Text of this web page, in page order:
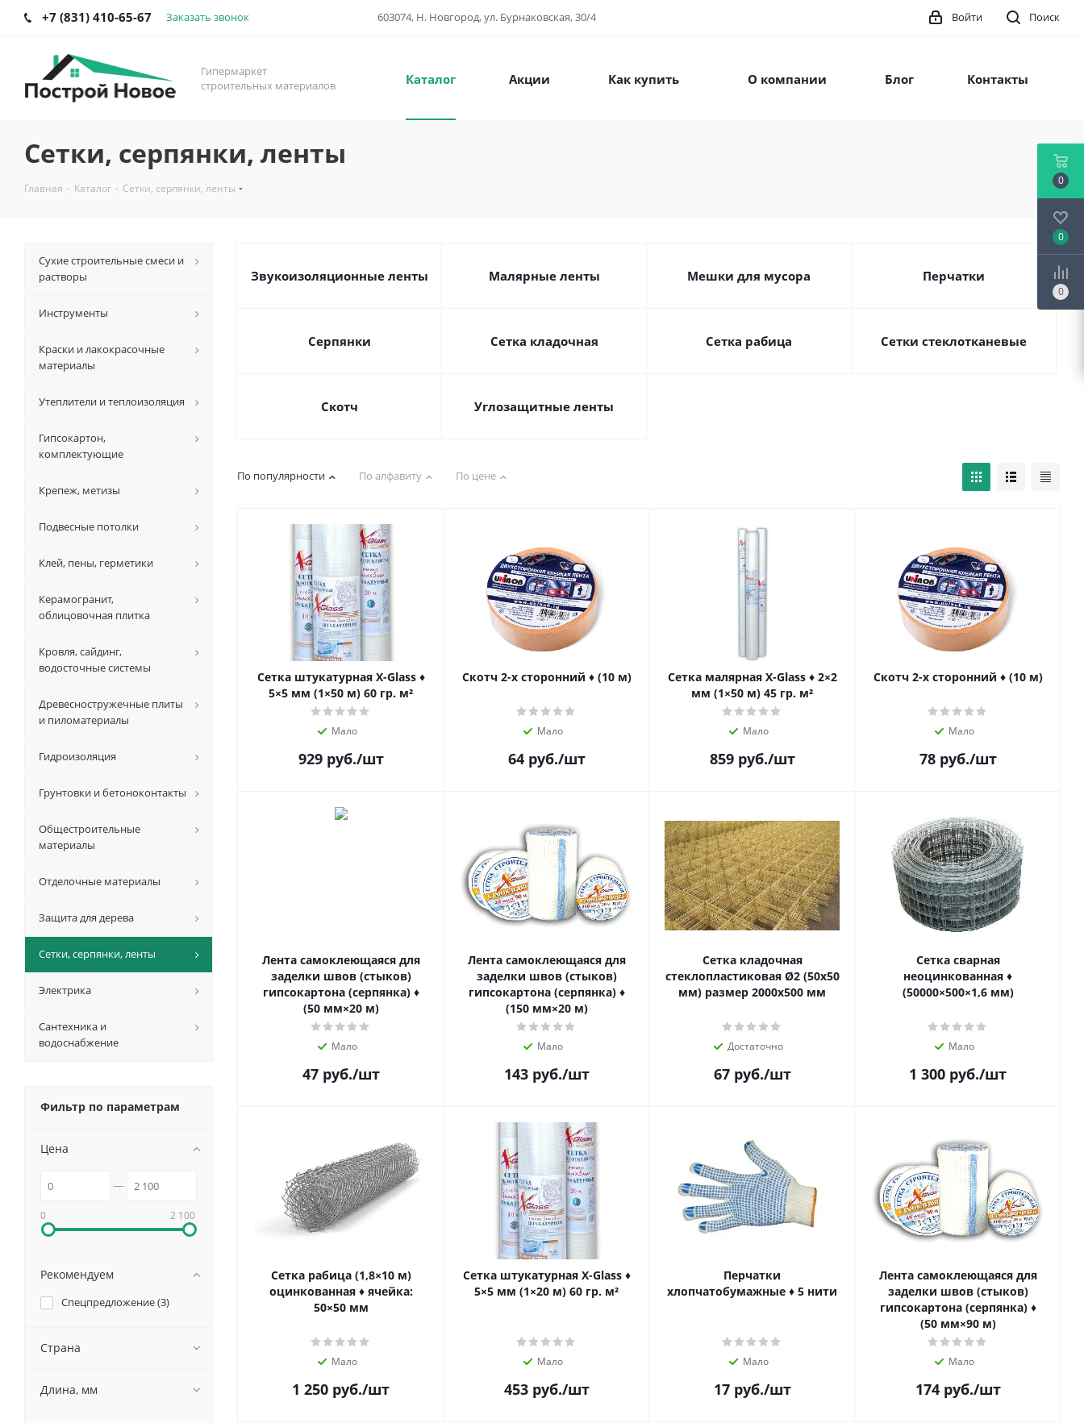
+7 (831) 410-65-67 Заказать звонок 603074, Н. Новгород, ул. Бурнаковская, 30/4 Поиск
Войти
Гипермаркет
строительных материалов
Каталог Акции Как купить О компании Блог Контакты
Сетки, серпянки, ленты
Главная - Каталог - Сетки, серпянки, ленты
Звукоизоляционные ленты Малярные ленты Мешки для мусора Перчатки
Серпянки Сетка кладочная Сетка рабица Сетки стеклотканевые
Скотч Углозащитные ленты
По популярности По алфавиту По цене
Сетка штукатурная X-Glass ♦
5×5 мм (1×50 м) 60 гр. м²
Мало
929руб./шт
Скотч 2-х сторонний ♦ (10 м)
Мало
64руб./шт
Сетка малярная X-Glass ♦ 2×2
мм (1×50 м) 45 гр. м²
Мало
859руб./шт
Скотч 2-х сторонний ♦ (10 м)
Мало
78руб./шт
Лента самоклеющаяся для
заделки швов (стыков)
гипсокартона (серпянка) ♦
(50 мм×20 м)
Мало
47руб./шт
Лента самоклеющаяся для
заделки швов (стыков)
гипсокартона (серпянка) ♦
(150 мм×20 м)
Мало
143руб./шт
Сетка кладочная
стеклопластиковая Ø2 (50х50
мм) размер 2000х500 мм
Достаточно
67руб./шт
Сетка сварная
неоцинкованная ♦
(50000×500×1,6 мм)
Мало
1 300 руб./шт
Сетка рабица (1,8×10 м)
оцинкованная ♦ ячейка:
50×50 мм
Мало
1 250 руб./шт
Сетка штукатурная X-Glass ♦
5×5 мм (1×20 м) 60 гр. м²
Мало
453руб./шт
Перчатки
хлопчатобумажные ♦ 5 нити
Мало
17руб./шт
Лента самоклеющаяся для
заделки швов (стыков)
гипсокартона (серпянка) ♦
(50 мм×90 м)
Мало
174руб./шт
Сухие строительные смеси и
растворы
Инструменты
Краски и лакокрасочные
материалы
Утеплители и теплоизоляция
Гипсокартон,
комплектующие
Крепеж, метизы
Подвесные потолки
Клей, пены, герметики
Керамогранит,
облицовочная плитка
Кровля, сайдинг,
водосточные системы
Древесностружечные плиты
и пиломатериалы
Гидроизоляция
Грунтовки и бетоноконтакты
Общестроительные
материалы
Отделочные материалы
Защита для дерева
Сетки, серпянки, ленты
Электрика
Сантехника и
водоснабжение
Фильтр по параметрам
Цена
0 2 100
Рекомендуем
Спецпредложение (3)
Страна
Длина, мм
0
0
0